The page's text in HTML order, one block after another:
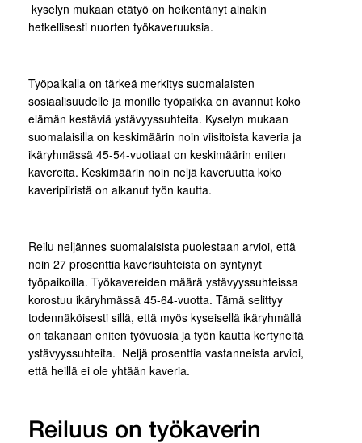
kyselyn mukaan etätyö on heikentänyt ainakin
hetkellisesti nuorten työkaveruuksia.
Työpaikalla on tärkeä merkitys suomalaisten
sosiaalisuudelle ja monille työpaikka on avannut koko
elämän kestäviä ystävyyssuhteita. Kyselyn mukaan
suomalaisilla on keskimäärin noin viisitoista kaveria ja
ikäryhmässä 45-54-vuotiaat on keskimäärin eniten
kavereita. Keskimäärin noin neljä kaveruutta koko
kaveripiiristä on alkanut työn kautta.
Reilu neljännes suomalaisista puolestaan arvioi, että
noin 27 prosenttia kaverisuhteista on syntynyt
työpaikoilla. Työkavereiden määrä ystävyyssuhteissa
korostuu ikäryhmässä 45-64-vuotta. Tämä selittyy
todennäköisesti sillä, että myös kyseisellä ikäryhmällä
on takanaan eniten työvuosia ja työn kautta kertyneitä
ystävyyssuhteita. Neljä prosenttia vastanneista arvioi,
että heillä ei ole yhtään kaveria.
Reiluus on työkaverin